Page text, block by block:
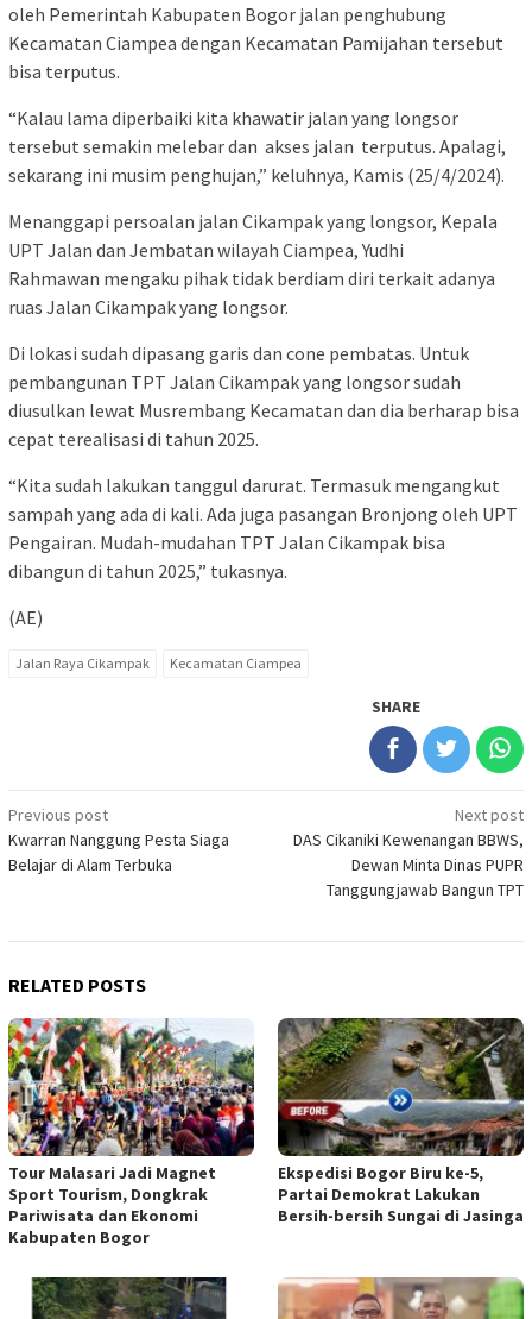
oleh Pemerintah Kabupaten Bogor jalan penghubung
Kecamatan Ciampea dengan Kecamatan Pamijahan tersebut
bisa terputus.
“Kalau lama diperbaiki kita khawatir jalan yang longsor
tersebut semakin melebar dan akses jalan terputus. Apalagi,
sekarang ini musim penghujan,” keluhnya, Kamis (25/4/2024).
Menanggapi persoalan jalan Cikampak yang longsor, Kepala
UPT Jalan dan Jembatan wilayah Ciampea, Yudhi
Rahmawan mengaku pihak tidak berdiam diri terkait adanya
ruas Jalan Cikampak yang longsor.
Di lokasi sudah dipasang garis dan cone pembatas. Untuk
pembangunan TPT Jalan Cikampak yang longsor sudah
diusulkan lewat Musrembang Kecamatan dan dia berharap bisa
cepat terealisasi di tahun 2025.
“Kita sudah lakukan tanggul darurat. Termasuk mengangkut
sampah yang ada di kali. Ada juga pasangan Bronjong oleh UPT
Pengairan. Mudah-mudahan TPT Jalan Cikampak bisa
dibangun di tahun 2025,” tukasnya.
(AE)
Jalan Raya Cikampak Kecamatan Ciampea
SHARE
Post
navigation
Previous post
Kwarran Nanggung Pesta Siaga
Belajar di Alam Terbuka
Next post
DAS Cikaniki Kewenangan BBWS,
Dewan Minta Dinas PUPR
Tanggungjawab Bangun TPT
RELATED POSTS
Tour Malasari Jadi Magnet
Sport Tourism, Dongkrak
Pariwisata dan Ekonomi
Kabupaten Bogor
Ekspedisi Bogor Biru ke-5,
Partai Demokrat Lakukan
Bersih-bersih Sungai di Jasinga